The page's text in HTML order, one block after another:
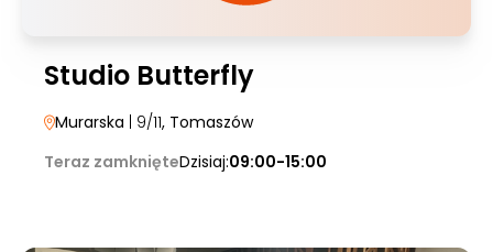
Studio Butterfly
Murarska | 9/11, Tomaszów
Teraz zamknięteDzisiaj:09:00-15:00